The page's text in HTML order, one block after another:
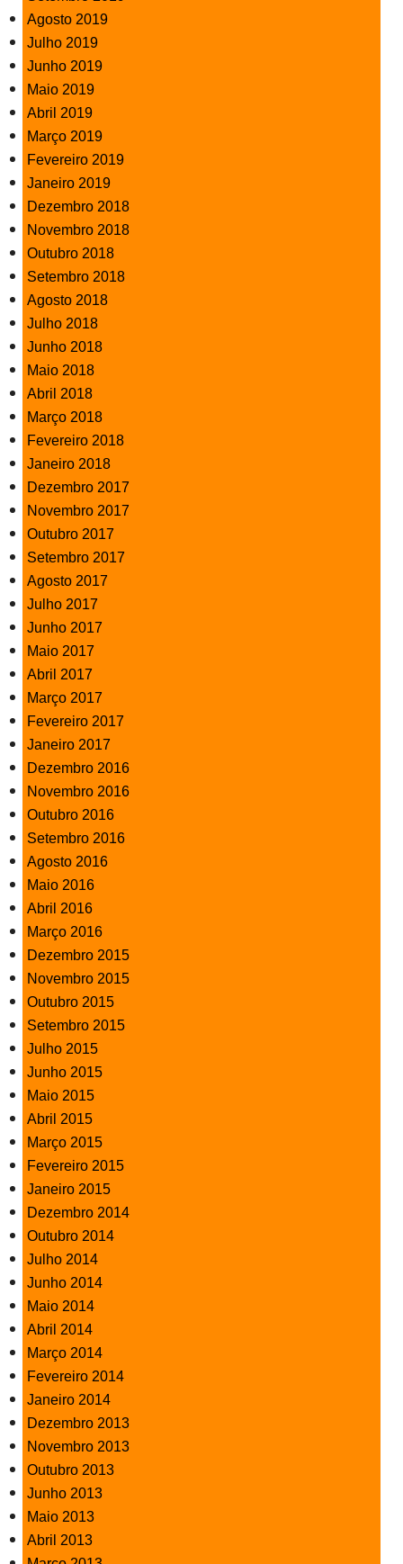
Agosto 2019
Julho 2019
Junho 2019
Maio 2019
Abril 2019
Março 2019
Fevereiro 2019
Janeiro 2019
Dezembro 2018
Novembro 2018
Outubro 2018
Setembro 2018
Agosto 2018
Julho 2018
Junho 2018
Maio 2018
Abril 2018
Março 2018
Fevereiro 2018
Janeiro 2018
Dezembro 2017
Novembro 2017
Outubro 2017
Setembro 2017
Agosto 2017
Julho 2017
Junho 2017
Maio 2017
Abril 2017
Março 2017
Fevereiro 2017
Janeiro 2017
Dezembro 2016
Novembro 2016
Outubro 2016
Setembro 2016
Agosto 2016
Maio 2016
Abril 2016
Março 2016
Dezembro 2015
Novembro 2015
Outubro 2015
Setembro 2015
Julho 2015
Junho 2015
Maio 2015
Abril 2015
Março 2015
Fevereiro 2015
Janeiro 2015
Dezembro 2014
Outubro 2014
Julho 2014
Junho 2014
Maio 2014
Abril 2014
Março 2014
Fevereiro 2014
Janeiro 2014
Dezembro 2013
Novembro 2013
Outubro 2013
Junho 2013
Maio 2013
Abril 2013